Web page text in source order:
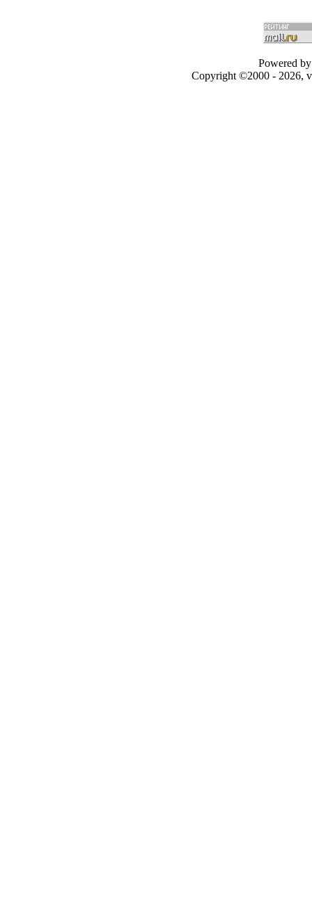
Powered
Copyright ©2000 - 2026,